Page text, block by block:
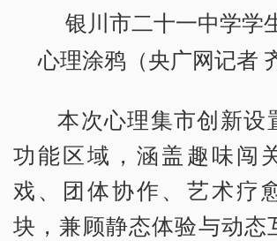
银川市二十一中学学
心理涂鸦（央广网记者
本次心理集市创新设
功能区域，涵盖趣味闯
戏、团体协作、艺术疗
块，兼顾静态体验与动态